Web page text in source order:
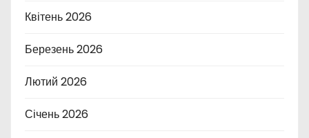
Квітень 2026
Березень 2026
Лютий 2026
Січень 2026